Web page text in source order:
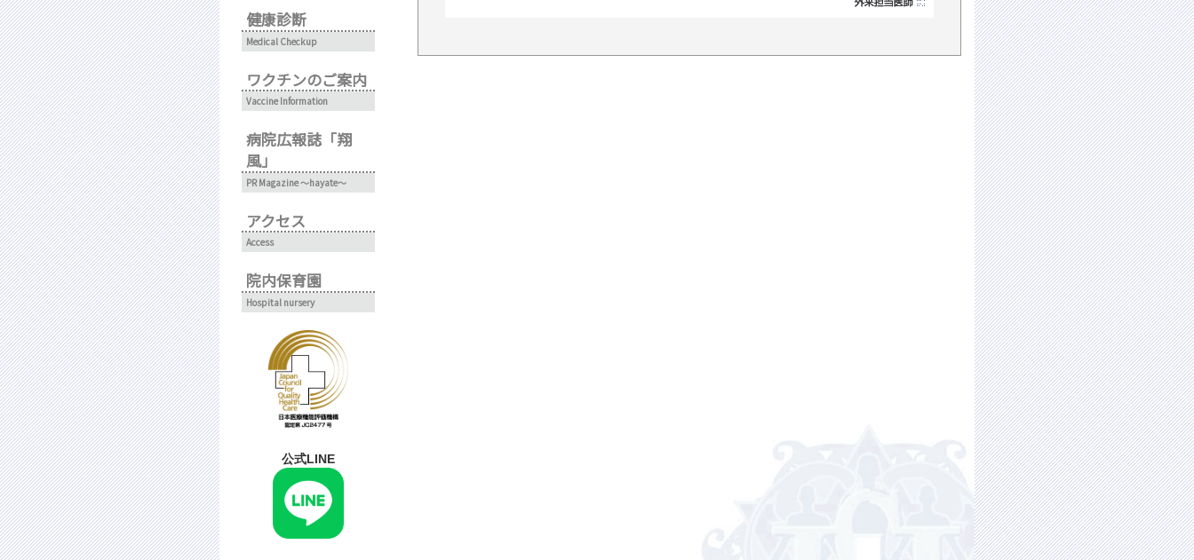
リハビリテーション科
健康診断
Medical Checkup
ワクチンのご案内
Vaccine Information
病院広報誌「翔
風」
PR Magazine ～hayate～
アクセス
Access
院内保育園
Hospital nursery
公式LINE